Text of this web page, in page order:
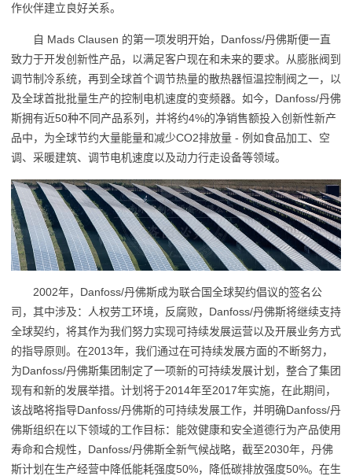
作伙伴建立良好关系。
自 Mads Clausen 的第一项发明开始，Danfoss/丹佛斯便一直
致力于开发创新性产品，以满足客户现在和未来的要求。从膨胀阀到
调节制冷系统，再到全球首个调节热量的散热器恒温控制阀之一，以
及全球首批批量生产的控制电机速度的变频器。如今，Danfoss/丹佛
斯拥有近50种不同产品系列，并将约4%的净销售额投入创新性新产
品中，为全球节约大量能量和减少CO2排放量 - 例如食品加工、空
调、采暖建筑、调节电机速度以及动力行走设备等领域。
2002年，Danfoss/丹佛斯成为联合国全球契约倡议的签名公
司，其中涉及：人权劳工环境，反腐败，Danfoss/丹佛斯将继续支持
全球契约，将其作为我们努力实现可持续发展运营以及开展业务方式
的指导原则。在2013年，我们通过在可持续发展方面的不断努力，
为Danfoss/丹佛斯集团制定了一项新的可持续发展计划，整合了集团
现有和新的发展举措。计划将于2014年至2017年实施，在此期间，
该战略将指导Danfoss/丹佛斯的可持续发展工作，并明确Danfoss/丹
佛斯组织在以下领域的工作目标：能效健康和安全道德行为产品使用
寿命和合规性，Danfoss/丹佛斯全新气候战略，截至2030年，丹佛
斯计划在生产经营中降低能耗强度50%，降低碳排放强度50%。在生